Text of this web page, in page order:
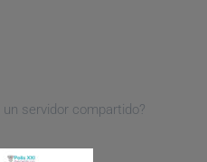
servidor compartido?